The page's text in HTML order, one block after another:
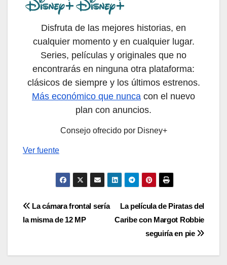
Disfruta de las mejores historias, en
cualquier momento y en cualquier lugar.
Series, películas y originales que no
encontrarás en ninguna otra plataforma:
clásicos de siempre y los últimos estrenos.
Más económico que nunca con el nuevo
plan con anuncios.
Consejo ofrecido por Disney+
Ver fuente
Navegación
entradas
La película de Piratas del
Caribe con Margot Robbie
seguiría en pie
La cámara frontal sería
la misma de 12 MP